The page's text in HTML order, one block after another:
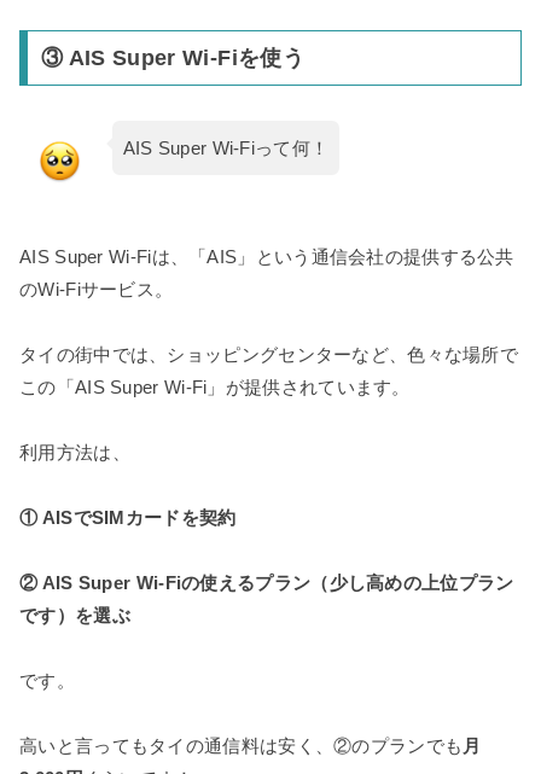
③ AIS Super Wi-Fiを使う
AIS Super Wi-Fiって何！
AIS Super Wi-Fiは、「AIS」という通信会社の提供する公共
のWi-Fiサービス。
タイの街中では、ショッピングセンターなど、色々な場所で
この「AIS Super Wi-Fi」が提供されています。
利用方法は、
① AISでSIMカードを契約
② AIS Super Wi-Fiの使えるプラン（少し高めの上位プラン
です）を選ぶ
です。
高いと言ってもタイの通信料は安く、②のプランでも 月